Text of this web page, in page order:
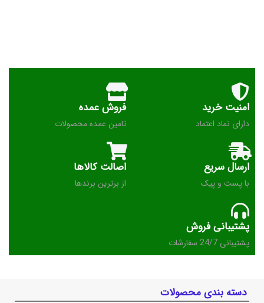
امنیت خرید
دارای نماد اعتماد
فروش عمده
تامین عمده محصولات
ارسال سریع
با پست و پیک
اصالت کالاها
از برترین برندها
پشتیبانی فروش
پشتیبانی 24/7 سفارشات
دسته بندی محصولات